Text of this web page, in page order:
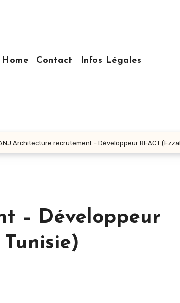
Home
Contact Infos Légales
Architecture recrutement – Développeur REACT
– Développeur